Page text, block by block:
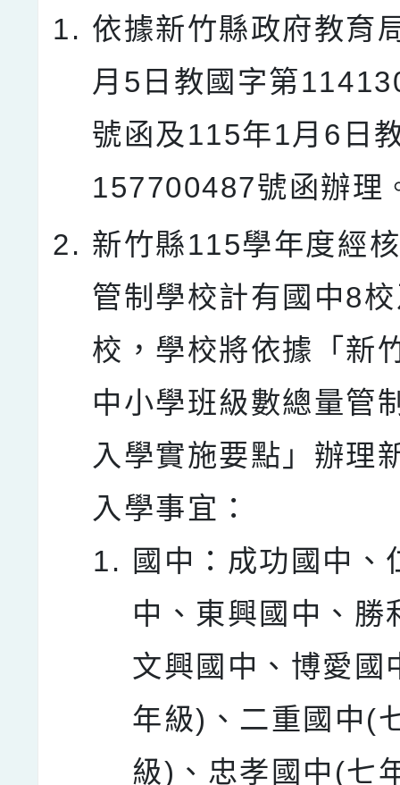
依據新竹縣政府教育
月5日教國字第
號函及115年1月6日
157700487號函辦理
新竹縣115學年度經
管制學校計有國中8
校，學校將依據「新
中小學班級數總量管
入學實施要點」辦理
入學事宜：
國中：成功國中、
中、東興國中、勝
文興國中、博愛國
年級)、二重國中(
級)、忠孝國中(七